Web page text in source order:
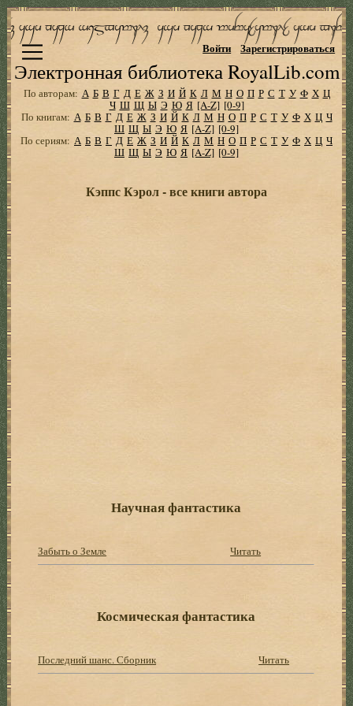
Электронная библиотека RoyalLib.com
Войти Зарегистрироваться
По авторам: А Б В Г Д Е Ж З И Й К Л М Н О П Р С Т У Ф Х Ц
Ч Ш Щ Ы Э Ю Я [A-Z] [0-9]
По книгам: А Б В Г Д Е Ж З И Й К Л М Н О П Р С Т У Ф Х Ц Ч
Ш Щ Ы Э Ю Я [A-Z] [0-9]
По сериям: А Б В Г Д Е Ж З И Й К Л М Н О П Р С Т У Ф Х Ц Ч
Ш Щ Ы Э Ю Я [A-Z] [0-9]
Кэппс Кэрол - все книги автора
Научная фантастика
Забыть о Земле Читать
Космическая фантастика
Последний шанс. Сборник Читать